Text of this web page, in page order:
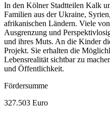
In den Kölner Stadtteilen Kalk
Familien aus der Ukraine,
afrikanischen Ländern. Viele
Ausgrenzung und
und ihres Muts. An die Kinder
Projekt. Sie erhalten die
Lebensrealität sichtbar zu
und Öffentlichkeit.
Fördersumme
327.503 Euro